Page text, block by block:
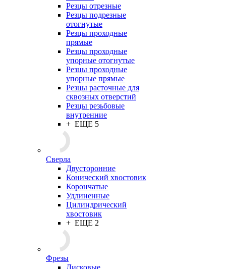
Резцы отрезные
Резцы подрезные
отогнутые
Резцы проходные
прямые
Резцы проходные
упорные отогнутые
Резцы проходные
упорные прямые
Резцы расточные для
сквозных отверстий
Резцы резьбовые
внутренние
+ ЕЩЕ 5
Сверла
Двусторонние
Конический хвостовик
Корончатые
Удлиненные
Цилиндрический
хвостовик
+ ЕЩЕ 2
Фрезы
Дисковые